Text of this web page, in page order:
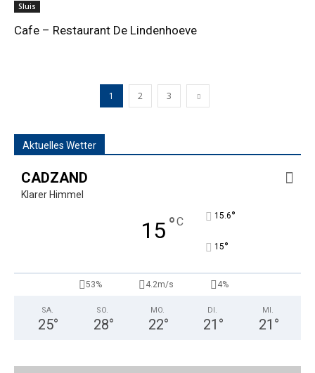
Sluis
Cafe – Restaurant De Lindenhoeve
1 2 3
Aktuelles Wetter
CADZAND
Klarer Himmel
15°C 15.6°
15°
53% 4.2m/s 4%
SA.
25°
SO.
28°
MO.
22°
DI.
21 °
MI.
21 °